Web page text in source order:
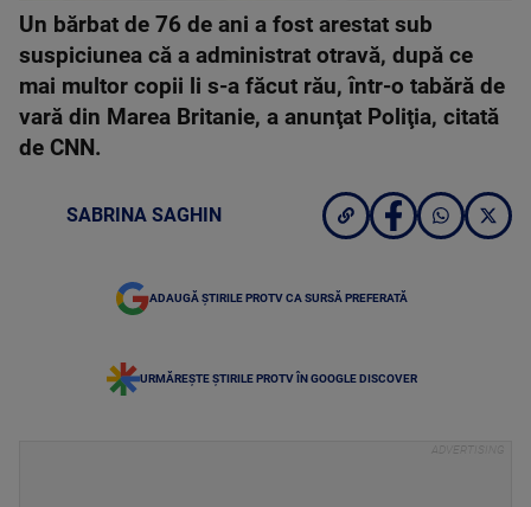
Un bărbat de 76 de ani a fost arestat sub
suspiciunea că a administrat otravă, după ce
mai multor copii li s-a făcut rău, într-o tabără de
vară din Marea Britanie, a anunţat Poliţia, citată
de CNN.
SABRINA SAGHIN
ADAUGĂ ȘTIRILE PROTV CA SURSĂ PREFERATĂ
URMĂREȘTE ȘTIRILE PROTV ÎN GOOGLE DISCOVER